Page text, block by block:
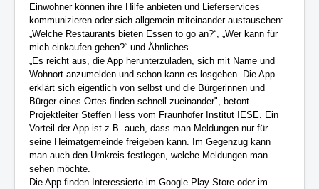
Einwohner können ihre Hilfe anbieten und Lieferservices
kommunizieren oder sich allgemein miteinander austauschen:
„Welche Restaurants bieten Essen to go an?“, „Wer kann für
mich einkaufen gehen?“ und Ähnliches.
„Es reicht aus, die App herunterzuladen, sich mit Name und
Wohnort anzumelden und schon kann es losgehen. Die App
erklärt sich eigentlich von selbst und die Bürgerinnen und
Bürger eines Ortes finden schnell zueinander", betont
Projektleiter Steffen Hess vom Fraunhofer Institut IESE. Ein
Vorteil der App ist z.B. auch, dass man Meldungen nur für
seine Heimatgemeinde freigeben kann. Im Gegenzug kann
man auch den Umkreis festlegen, welche Meldungen man
sehen möchte.
Die App finden Interessierte im Google Play Store oder im